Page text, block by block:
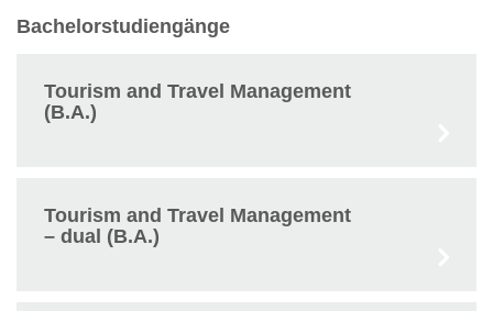
Bachelorstudiengänge
Tourism and Travel Management
(B.A.)
Tourism and Travel Management
– dual (B.A.)